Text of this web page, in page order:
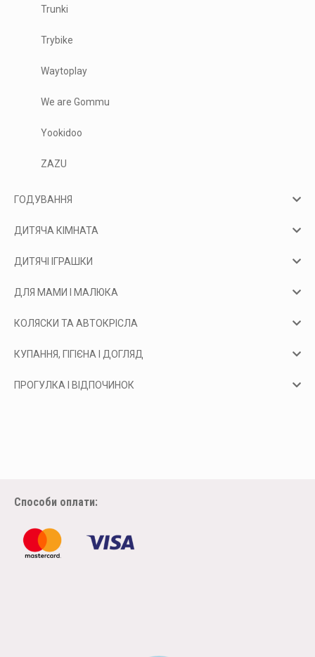
Trunki
Trybike
Waytoplay
We are Gommu
Yookidoo
ZAZU
ГОДУВАННЯ
ДИТЯЧА КІМНАТА
ДИТЯЧІ ІГРАШКИ
ДЛЯ МАМИ І МАЛЮКА
КОЛЯСКИ ТА АВТОКРІСЛА
КУПАННЯ, ГІГІЄНА І ДОГЛЯД
ПРОГУЛКА І ВІДПОЧИНОК
Способи оплати: